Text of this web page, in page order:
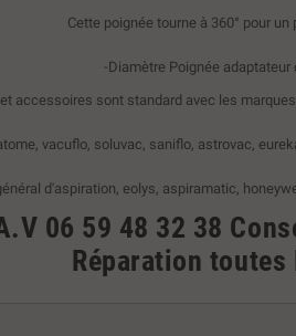
Cette poignée tourne à 360° pour un
-Diamètre Poignée adaptateur
accessoires sont standard avec les marques
vacuflo, soluvac, saniflo, astrovac,
d'aspiration, eolys, aspiramatic,
06 59 48 32 38
Réparation toutes